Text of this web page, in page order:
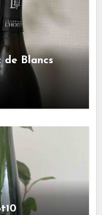
de Blancs
Brut Lot10